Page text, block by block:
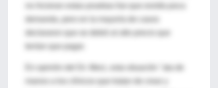
demanda, pero en la mayoría de casos
tenían que pagar.